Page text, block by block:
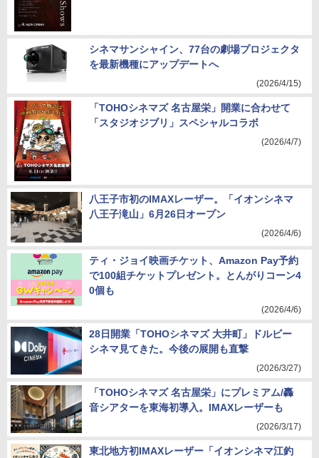
シネマサンシャイン、77台の劇場プロジェクタ
を最新機種にアップデートへ
(2026/4/15)
「TOHOシネマズ 名古屋栄」開業に合わせて
「スタジオジブリ」スペシャルコラボ
(2026/4/7)
八王子市初のIMAXレーザー。「イオンシネマ
八王子滝山」6月26日オープン
(2026/4/6)
ティ・ジョイ映画チケット、Amazon Pay予約
で100組チケットプレゼント。とんがりコーン4
0個も
(2026/4/6)
28日開業「TOHOシネマズ 大井町」ドルビー
シネマ見てきた。今後の展開も直撃
(2026/3/27)
「TOHOシネマズ 名古屋栄」にプレミアム/轟
音シアターを東海初導入。IMAXレーザーも
(2026/3/17)
東北地方初IMAXレーザー「イオンシネマ江釣